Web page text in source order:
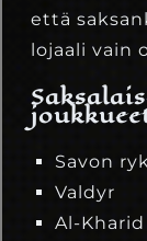
että
lojaali vain
Savon
Valdyr
Al-Kharid